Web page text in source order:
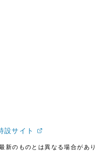
設サイト
新のものとは異なる場合があり